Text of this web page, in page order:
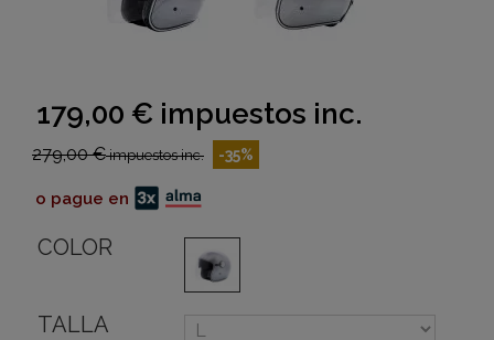
179,00 € impuestos inc.
279,00 €impuestos inc. -35%
o pague en
COLOR
TALLA